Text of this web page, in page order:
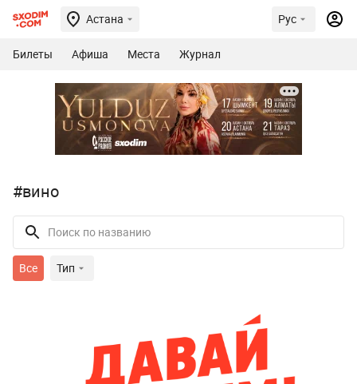
Астана Рус
Билеты Афиша Места Журнал
#вино
Все Тип